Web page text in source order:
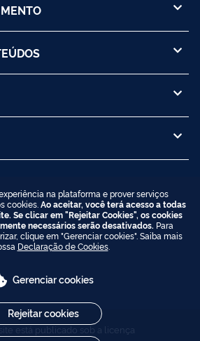
está publicado sob a licença
na plataforma e prover serviços
cookies. Ao aceitar, você terá acesso a todas
Se clicar em "Rejeitar Cookies", os cookies
necessários serão desativados. Para
clique em "Gerenciar cookies". Saiba mais
Declaração de Cookies.
Gerenciar cookies
Rejeitar cookies